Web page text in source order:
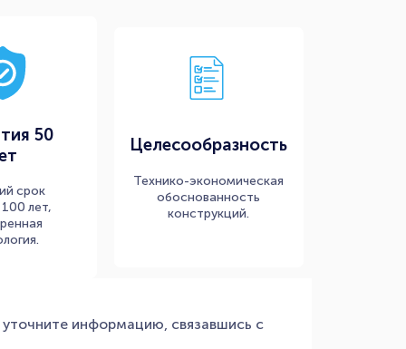
50
срок
лет,
Целесообразность
Технико-экономическая
обоснованность
конструкций.
информацию, связавшись с